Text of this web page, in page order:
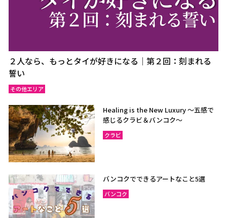
２人なら、もっとタイが好きになる｜第２回：刻まれる
誓い
その他エリア
Healing is the New Luxury ～五感で
感じるクラビ＆バンコク～
クラビ
バンコクでできるアートなこと5選
バンコク